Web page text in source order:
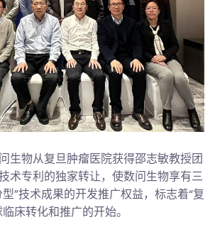
生物从复旦肿瘤医院获得邵志敏教授团
术专利的独家转让，使数问生物享有三
”技术成果的开发推广权益，标志着“复
床转化和推广的开始。